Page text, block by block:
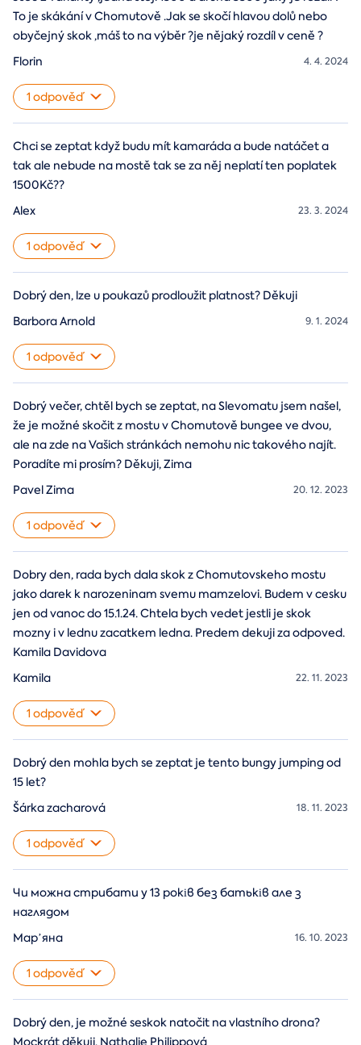
To je skákání v Chomutově .Jak se skočí hlavou dolů nebo
obyčejný skok ,máš to na výběr ?je nějaký rozdíl v ceně ?
4. 4. 2024
Florin
1 odpověď
Chci se zeptat když budu mít kamaráda a bude natáčet a
tak ale nebude na mostě tak se za něj neplatí ten poplatek
1500Kč??
23. 3. 2024
Alex
1 odpověď
Dobrý den, lze u poukazů prodloužit platnost? Děkuji
9. 1. 2024
Barbora Arnold
1 odpověď
Dobrý večer, chtěl bych se zeptat, na Slevomatu jsem našel,
že je možné skočit z mostu v Chomutově bungee ve dvou,
ale na zde na Vašich stránkách nemohu nic takového najít.
Poradíte mi prosím? Děkuji, Zima
20. 12. 2023
Pavel Zima
1 odpověď
Dobry den, rada bych dala skok z Chomutovskeho mostu
jako darek k narozeninam svemu mamzelovi. Budem v cesku
jen od vanoc do 15.1.24. Chtela bych vedet jestli je skok
mozny i v lednu zacatkem ledna. Predem dekuji za odpoved.
Kamila Davidova
22. 11. 2023
Kamila
1 odpověď
Dobrý den mohla bych se zeptat je tento bungy jumping od
15 let?
18. 11. 2023
Šárka zacharová
1 odpověď
Чи можна стрибати у 13 років без батьків але з
наглядом
16. 10. 2023
Марʼяна
1 odpověď
Dobrý den, je možné seskok natočit na vlastního drona?
Mockrát děkuji. Nathalie Philippová